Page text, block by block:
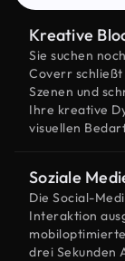
Kreative
Sie suchen
Coverr
Szenen und
Ihre kreative
visuellen
Soziale
Die Social-
Interaktion
drei Sekunden